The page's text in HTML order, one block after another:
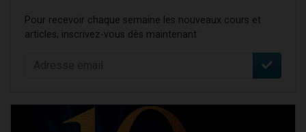
Pour recevoir chaque semaine les nouveaux cours et
articles, inscrivez-vous dès maintenant :